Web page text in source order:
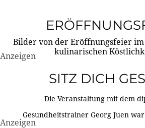
Bilder von der Eröffnungsfeier
kulinarischen
Anzeigen
SITZ DICH
Die Veranstaltung mit dem
Gesundheitstrainer Georg Juen
Anzeigen